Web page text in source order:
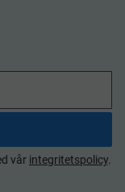
vår integritetspolicy.